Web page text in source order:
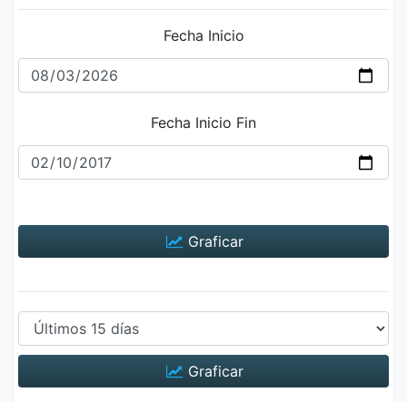
Fecha Inicio
Fecha Inicio Fin
Graficar
Graficar